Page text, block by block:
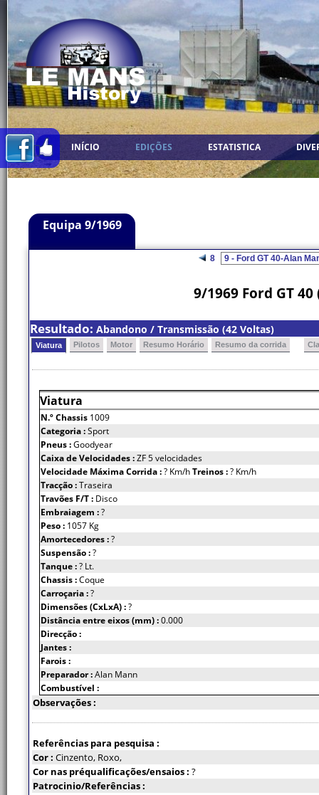
INÍCIO EDIÇÕES ESTATISTICA
Equipa 9/1969
8
9/1969 Ford GT
Resultado: Abandono / Transmissão (42 Voltas)
Viatura Pilotos Motor Resumo Horário Resumo da corrida
Viatura
N.º Chassis 1009
Categoria :Sport
Pneus :Goodyear
Caixa de Velocidades :ZF 5 velocidades
Velocidade Máxima Corrida :? Km/hTreinos :? Km/h
Tracção :Traseira
Travões F/T : Disco
Embraiagem :?
Peso : 1057 Kg
Amortecedores :?
Suspensão :?
Tanque :? Lt.
Chassis :Coque
Carroçaria :?
Dimensões (CxLxA) :?
Distância entre eixos (mm) :0.000
Direcção :
Jantes :
Farois :
Preparador :Alan Mann
Combustível :
Observações :
Referências para pesquisa :
Cor : Cinzento, Roxo,
Cor nas préqualificações/ensaios : ?
Patrocinio/Referências :